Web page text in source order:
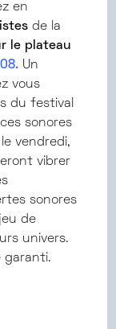
en
de la
le plateau
Un
vous
du festival
sonores
le vendredi,
vibrer
sonores
de
univers.
garanti.